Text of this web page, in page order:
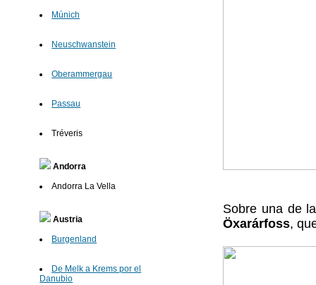
Múnich
Neuschwanstein
Oberammergau
Passau
Tréveris
Andorra
Andorra La Vella
Austria
Burgenland
De Melk a Krems por el
Danubio
Sobre una de
Öxarárfoss,